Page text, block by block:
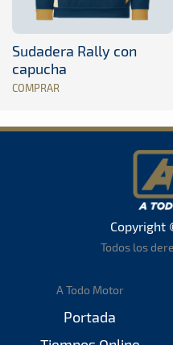
Sudadera Rally con
capucha
COMPRAR
Copyright
Todos los
A Todo Motor
Portada